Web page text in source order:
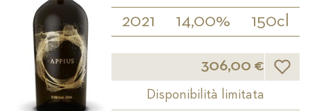
2021 14,00% 150cl
306,00 €
Disponibilità limitata